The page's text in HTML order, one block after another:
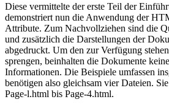
Diese vermittelte der erste Teil der
demonstriert nun die Anwendung der
Attribute. Zum Nachvollziehen sind die
und zusätzlich die Darstellungen der
abgedruckt. Um den zur Verfügung
sprengen, beinhalten die Dokumente
Informationen. Die Beispiele umfassen
benötigen also gleichsam vier Dateien.
Page-l.html bis Page-4.html.